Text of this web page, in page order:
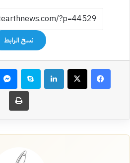
نسخ الرابط
فيسبوك‫X لينكدإن سكايب